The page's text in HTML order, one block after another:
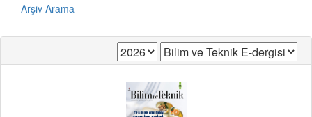
Arşiv Arama